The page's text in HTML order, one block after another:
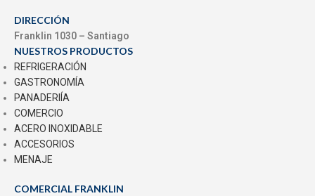
DIRECCIÓN
Franklin 1030 – Santiago
NUESTROS PRODUCTOS
REFRIGERACIÓN
GASTRONOMÍA
PANADERIÍA
COMERCIO
ACERO INOXIDABLE
ACCESORIOS
MENAJE
COMERCIAL FRANKLIN